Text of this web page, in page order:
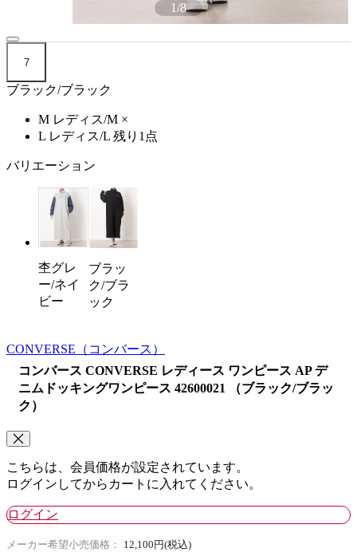
1/8
7
ブラック/ブラック
M レディス/M ×
L レディス/L 残り1点
バリエーション
杢グレ
ー/ネイ
ビー
ブラッ
ク/ブラ
ック
CONVERSE （コンバース）
コンバース CONVERSE レディース ワンピース AP デ
ニムドッキングワンピース 42600021 （ブラック/ブラッ
ク）
こちらは、会員価格が設定されています。
ログインしてからカートに入れてください。
ログイン
メーカー希望小売価格： 12,100円(税込)